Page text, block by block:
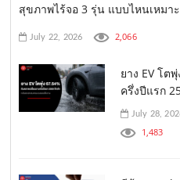
สุขภาพไร้จอ 3 รุ่น แบบไหนเหมา
July 22, 2026 2,066
ยาง EV โต
ครึ่งปีแรก
July 28,
1,483